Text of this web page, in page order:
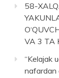
58-
VA 3 TA
“Kelajak
nafardan